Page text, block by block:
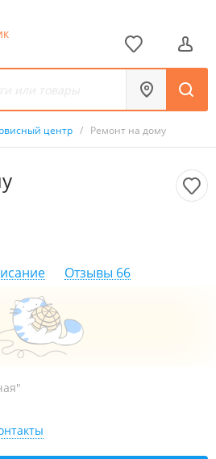
центр / Ремонт на дому
Отзывы 66
ул. Шилкинская, 11
закрыто